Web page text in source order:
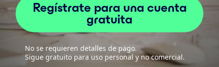
Regístrate para una cuenta
gratuita
No se requieren detalles de pago.
Sigue gratuito para uso personal y no comercial.